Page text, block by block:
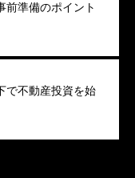
前準備のポイント
で不動産投資を始